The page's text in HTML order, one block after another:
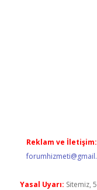
Reklam ve İletişim:
Yasal Uyarı: Sitemiz,